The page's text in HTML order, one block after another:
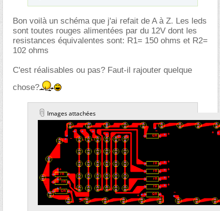
Bon voilà un schéma que j'ai refait de A à Z. Les leds
sont toutes rouges alimentées par du 12V dont les
resistances équivalentes sont: R1= 150 ohms et R2=
102 ohms
C'est réalisables ou pas? Faut-il rajouter quelque
chose?
Images attachées